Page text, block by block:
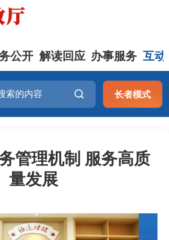
公开 解读回应 办事服务 互动
长者模式
管理机制 服务高质
量发展